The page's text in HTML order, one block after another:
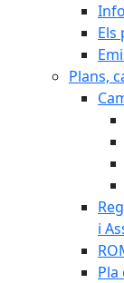
Els
Plans,
i